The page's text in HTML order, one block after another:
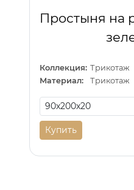
Простыня на
Коллекция: Трикотаж
Материал:
Трикотаж
Купить